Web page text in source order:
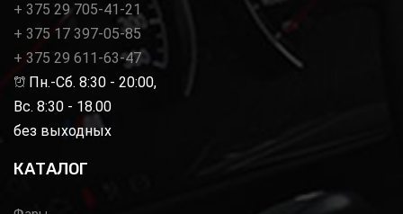
+ 375 29 705-41-21
+ 375 17 397-05-85
+ 375 29 611-63-47
Пн.-Сб. 8:30 - 20:00,
Вс. 8:30 - 18.00
без выходных
КАТАЛОГ